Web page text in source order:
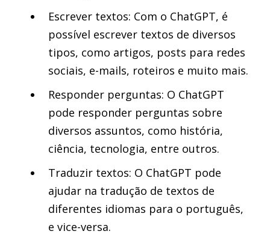
Escrever textos: Com o ChatGPT, é
possível escrever textos de diversos
tipos, como artigos, posts para redes
sociais, e-mails, roteiros e muito mais.
Responder perguntas: O ChatGPT
pode responder perguntas sobre
diversos assuntos, como história,
ciência, tecnologia, entre outros.
Traduzir textos: O ChatGPT pode
ajudar na tradução de textos de
diferentes idiomas para o português,
e vice-versa.